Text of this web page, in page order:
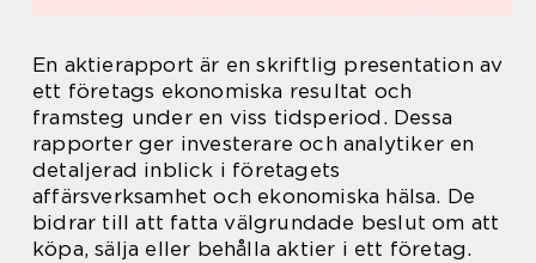
En aktierapport är en skriftlig presentation av
ett företags ekonomiska resultat och
framsteg under en viss tidsperiod. Dessa
rapporter ger investerare och analytiker en
detaljerad inblick i företagets
affärsverksamhet och ekonomiska hälsa. De
bidrar till att fatta välgrundade beslut om att
köpa, sälja eller behålla aktier i ett företag.